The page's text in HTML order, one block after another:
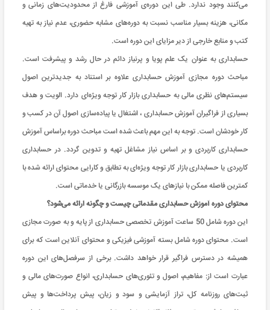
می‌کنند وجود ندارد. طی این دوره‌ی آموزشی فارغ از محدودیت‌های زمانی و
مکانی، هزینه بسیار مناسب نسبت به دوره‌های مشابه حضوری، عدم نیاز به تهیه
کتب و منابع خارجی از دیر مزایای این دوره است.
حسابداری به عنوان یک علم پویا و پرنیاز دائم در حال رشد و پیشرفت است.
مباحث دوره مجازی آموزش حسابداری علاوه بر استناد به جدیدترین اصول
سیستم‌های نظری مالی به حسابداری بازار کار توجه ویژه‌ای دارد. الویت و هدف
بسیاری از فراگیران آموزش حسابداری ، اشتغال یا پیاده‌سازی اصول آن در کسب و
کار خودشان است. توجه به این مهم باعث شده است مباحث دوره براساس آموزش
حسابداری کاربردی و بر اساس نیاز مشاغل تهیه و تدوین گردد. در حسابداری
کاربردی یا حسابداری بازار کار توجه ویژه‌ای به تطابق و کارایی محتوای ارائه شده با
کمترین فاصله ممکن با نیازهای یک موسسه بازرگانی یا خدماتی است.
محتوای دوره آموزش حسابداری مقدماتی چیست و چگونه ارائه می‌شود؟
این دوره شامل 50 ساعت آموزش تخصصی حسابداری از پایه و به صورت مجازی
است. محتوای دوره شامل بسته آموزشی فیزیکی و محتوای آنلاین است که برای
همیشه در دسترس فراگیر قرار خواهد داشت. برخی از سرفصل‌های این دوره
عبارت است از: مفاهیم، اصول و تئوری‌های حسابداری، انواع صورت‌های مالی و
ثبت‌های روزنامه کل، تراز آزمایشی و سود و زیان، پیش پرداخت‌ها و پیش